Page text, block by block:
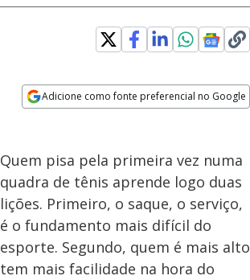
Adicione como fonte preferencial no Google
Quem pisa pela primeira vez numa
quadra de tênis aprende logo duas
lições. Primeiro, o saque, o serviço,
é o fundamento mais difícil do
esporte. Segundo, quem é mais alto
tem mais facilidade na hora do